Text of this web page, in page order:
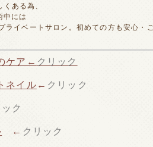
ある為、
中には
ライベートサロン。初めての方も安心・
ケア← クリック
ネイル ← クリック
ク
← クリック